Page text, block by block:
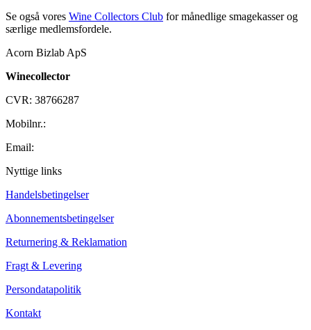
Se også vores Wine Collectors Club for månedlige smagekasser og
særlige medlemsfordele.
Acorn Bizlab ApS
Winecollector
CVR: 38766287
Mobilnr.:
Email:
Nyttige links
Handelsbetingelser
Abonnementsbetingelser
Returnering & Reklamation
Fragt & Levering
Persondatapolitik
Kontakt